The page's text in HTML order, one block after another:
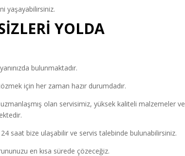
yaşayabilirsiniz.
YOLDA
bulunmaktadır.
için her zaman hazır durumdadır.
olan servisimiz, yüksek kaliteli malzemeler ve
saat bize ulaşabilir ve servis talebinde bulunabilirsiniz.
en kısa sürede çözeceğiz.